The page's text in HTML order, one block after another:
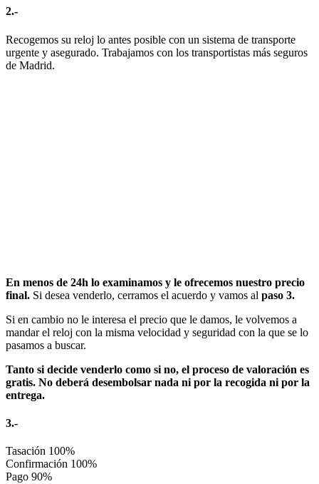
2.-
Recogemos su reloj lo antes posible con un sistema de transporte
urgente y asegurado. Trabajamos con los transportistas más seguros
de Madrid.
En menos de 24h lo examinamos y le ofrecemos nuestro precio
final. Si desea venderlo, cerramos el acuerdo y vamos al paso 3.
Si en cambio no le interesa el precio que le damos, le volvemos a
mandar el reloj con la misma velocidad y seguridad con la que se lo
pasamos a buscar.
Tanto si decide venderlo como si no, el proceso de valoración es
gratis. No deberá desembolsar nada ni por la recogida ni por la
entrega.
3.-
Tasación 100%
Confirmación 100%
Pago 90%